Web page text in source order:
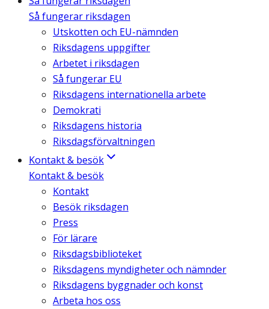
Så fungerar riksdagen
Utskotten och EU-nämnden
Riksdagens uppgifter
Arbetet i riksdagen
Så fungerar EU
Riksdagens internationella arbete
Demokrati
Riksdagens historia
Riksdagsförvaltningen
Kontakt & besök
Kontakt & besök
Kontakt
Besök riksdagen
Press
För lärare
Riksdagsbiblioteket
Riksdagens myndigheter och nämnder
Riksdagens byggnader och konst
Arbeta hos oss